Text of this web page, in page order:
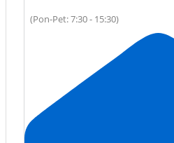
(Pon-Pet: 7:30 - 15:30)